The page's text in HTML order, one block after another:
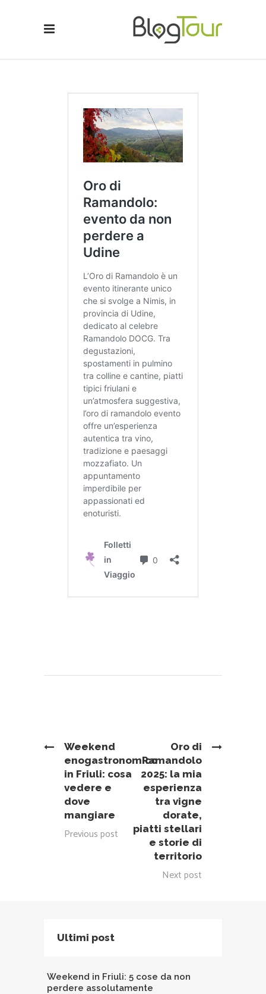
Weekend
enogastronomico
in Friuli: cosa
vedere e
dove
mangiare
Previous post
Oro di
Ramandolo
2025: la mia
esperienza
tra vigne
dorate,
piatti stellari
e storie di
territorio
Next post
Ultimi post
Weekend in Friuli: 5 cose da non
perdere assolutamente